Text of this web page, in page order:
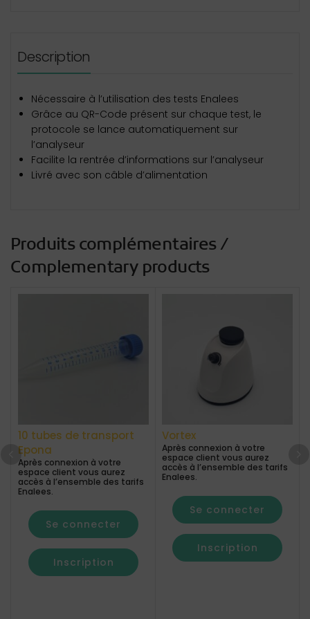
Description
Nécessaire à l’utilisation des tests Enalees
Grâce au QR-Code présent sur chaque test, le
protocole se lance automatiquement sur
l’analyseur
Facilite la rentrée d’informations sur l’analyseur
Livré avec son câble d’alimentation
Produits complémentaires /
Complementary products
10 tubes de transport
Epona
Après connexion à votre
espace client vous aurez
accès à l’ensemble des tarifs
Enalees.
Se connecter
Inscription
Vortex
Après connexion à votre
espace client vous aurez
accès à l’ensemble des tarifs
Enalees.
Se connecter
Inscription